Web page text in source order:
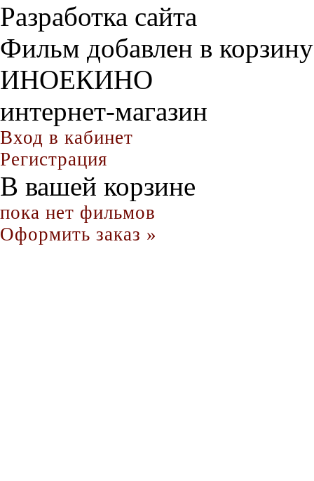
Разработка сайта
Фильм добавлен в корзину
ИНОЕКИНО
интернет-магазин
Вход в кабинет
Регистрация
В вашей корзине
пока нет фильмов
Оформить заказ »